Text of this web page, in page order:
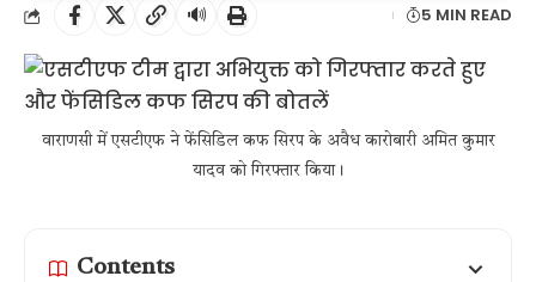
🔊 5 MIN READ
वाराणसी में एसटीएफ ने फेंसिडिल कफ सिरप के अवैध कारोबारी अमित कुमार
यादव को गिरफ्तार किया।
Contents